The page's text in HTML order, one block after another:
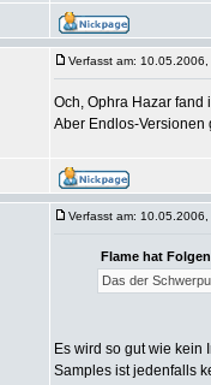
Verfasst am:
Och, Ophra Hazar
Aber Endlos-Versionen
Verfasst am:
Flame hat
Das der
Es wird so gut wie kein
Samples ist jedenfalls